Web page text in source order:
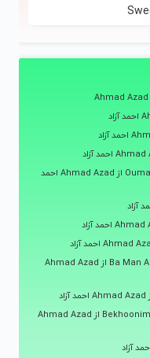
دانلود آهنگ اومدی و گذشتی Oumadi Va Gozashty از Ahmad Azad احمد
دانلود آهنگ با من از عشق بگو Ba Man Az Eshgh Begoo از Ahmad Azad
دانلود آهنگ بخونیم و برقصیم Bekhoonim O Beraghsim از Ahmad Azad